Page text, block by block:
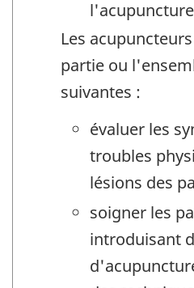
Les
partie ou
suivantes :
évaluer les
troubles
lésions des
soigner les
introduisant